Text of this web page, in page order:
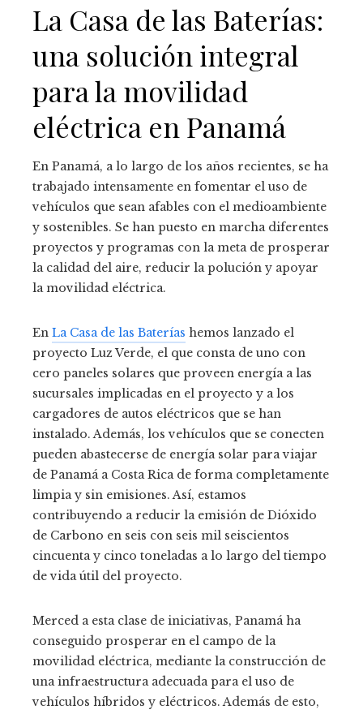
La Casa de las Baterías:
una solución integral
para la movilidad
eléctrica en Panamá
En Panamá, a lo largo de los años recientes, se ha
trabajado intensamente en fomentar el uso de
vehículos que sean afables con el medioambiente
y sostenibles. Se han puesto en marcha diferentes
proyectos y programas con la meta de prosperar
la calidad del aire, reducir la polución y apoyar
la movilidad eléctrica.
En La Casa de las Baterías hemos lanzado el
proyecto Luz Verde, el que consta de uno con
cero paneles solares que proveen energía a las
sucursales implicadas en el proyecto y a los
cargadores de autos eléctricos que se han
instalado. Además, los vehículos que se conecten
pueden abastecerse de energía solar para viajar
de Panamá a Costa Rica de forma completamente
limpia y sin emisiones. Así, estamos
contribuyendo a reducir la emisión de Dióxido
de Carbono en seis con seis mil seiscientos
cincuenta y cinco toneladas a lo largo del tiempo
de vida útil del proyecto.
Merced a esta clase de iniciativas, Panamá ha
conseguido prosperar en el campo de la
movilidad eléctrica, mediante la construcción de
una infraestructura adecuada para el uso de
vehículos híbridos y eléctricos. Además de esto,